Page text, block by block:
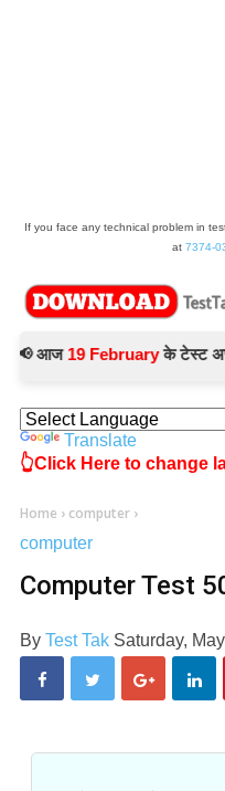
If you face any technical problem in
at 7374-
आज19 Februaryके टेस्ट
Translate
👆Click Here to change
Home › computer ›
computer
Computer Test
By Test Tak Saturday,